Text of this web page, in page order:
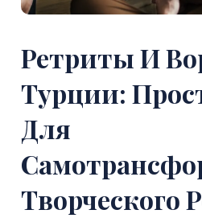
Ретриты И
Турции:
Для
Творческого